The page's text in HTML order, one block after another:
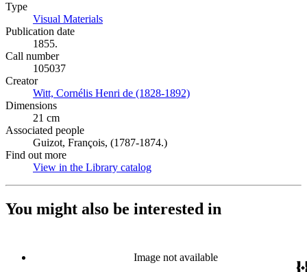
Type
Visual Materials
Publication date
1855.
Call number
105037
Creator
Witt, Cornélis Henri de (1828-1892)
Dimensions
21 cm
Associated people
Guizot, François, (1787-1874.)
Find out more
View in the Library catalog
You might also be interested in
Image not available